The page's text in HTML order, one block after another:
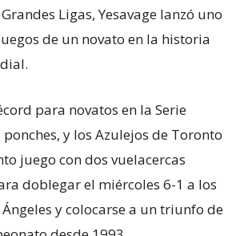
Ligas, Yesavage lanzó uno
de un novato en la historia
para novatos en la Serie
y los Azulejos de Toronto
juego con dos vuelacercas
doblegar el miércoles 6-1 a los
y colocarse a un triunfo de